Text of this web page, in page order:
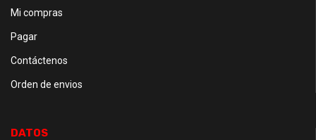
Mi compras
Pagar
Contáctenos
Orden de envios
DATOS